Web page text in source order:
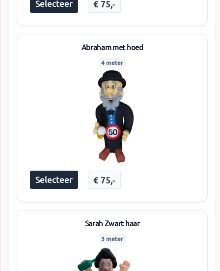
Selecteer € 75,-
Abraham met hoed
4 meter
Selecteer € 75,-
Sarah Zwart haar
3 meter